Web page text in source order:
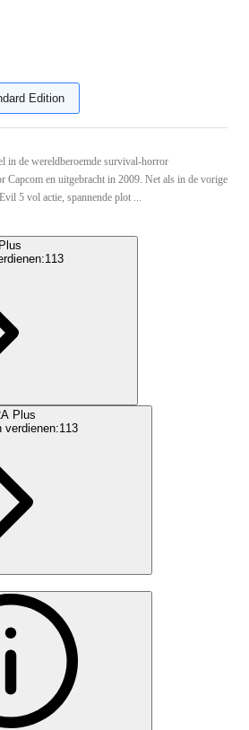
Edition
in de wereldberoemde survival-horror
Capcom en uitgebracht in 2009. Net als in de vorige
5 vol actie, spannende plot ...
113
Plus
verdienen:113